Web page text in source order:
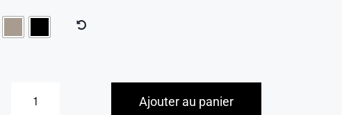
Ajouter au panier